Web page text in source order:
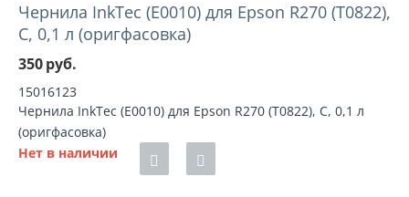
Чернила InkTec (E0010) для Epson R270 (T0822),
C, 0,1 л (оригфасовка)
350руб.
15016123
Чернила InkTec (E0010) для Epson R270 (T0822), C, 0,1 л
(оригфасовка)
Нет в наличии